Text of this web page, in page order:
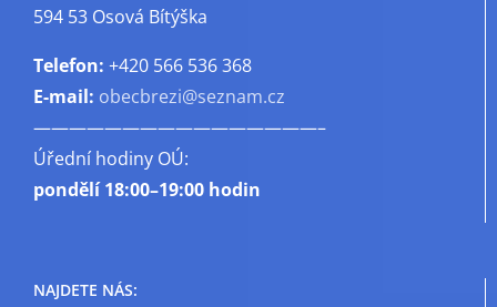
594 53 Osová Bítýška
Telefon: +420 566 536 368
E-mail: obecbrezi@seznam.cz
————————————————–
Úřední hodiny OÚ:
pondělí18:00–19:00 hodin
NAJDETE NÁS: